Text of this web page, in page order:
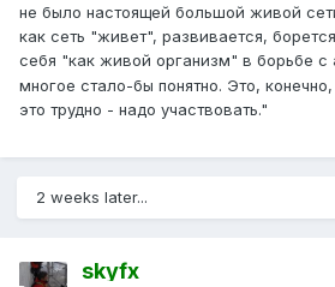
не было настоящей большой живой
как сеть "живет", развивается,
себя "как живой организм" в борьбе с
многое стало-бы понятно. Это,
это трудно - надо участвовать."
2 weeks later...
skyfx